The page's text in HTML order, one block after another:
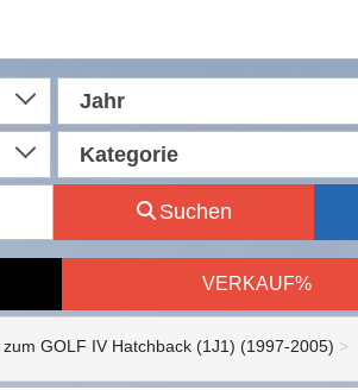
Jahr
Kategorie
Suchen
VERKAUF%
GOLF IV Hatchback (1J1) (1997-2005)